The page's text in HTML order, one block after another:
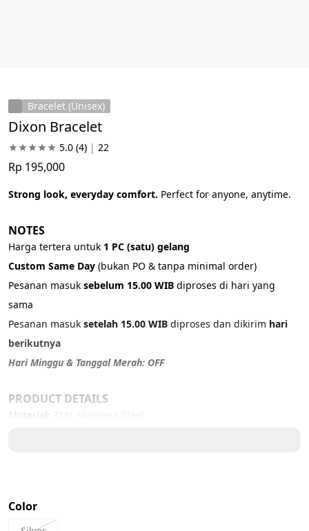
Bracelet (Unisex)
Dixon Bracelet
5.0 (4) | 22
Rp 195,000
Strong look, everyday comfort. Perfect for anyone, anytime.
NOTES
Harga tertera untuk 1 PC (satu) gelang
Custom Same Day (bukan PO & tanpa minimal order)
Pesanan masuk sebelum 15.00 WIB diproses di hari yang
sama
Pesanan masuk setelah 15.00 WIB diproses dan dikirim hari
berikutnya
Hari Minggu & Tanggal Merah: OFF
PRODUCT DETAILS
Material:
316L Stainless Steel
19 cm - M
Color